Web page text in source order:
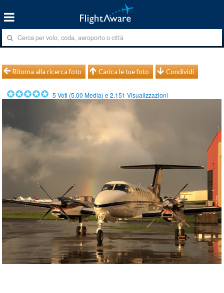
Ritorna alla ricerca foto Carica le tue foto Condividi
5 Voti (5.00 Media) e2.151 Visualizzazioni